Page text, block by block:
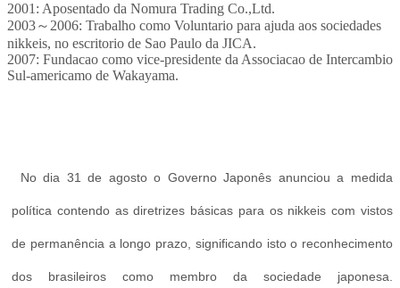
2001: Aposentado da Nomura Trading Co.,Ltd.
2003～2006: Trabalho como Voluntario para ajuda aos sociedades
nikkeis, no escritorio de Sao Paulo da JICA.
2007: Fundacao como vice-presidente da Associacao de Intercambio
Sul-americamo de Wakayama.
No dia 31 de agosto o Governo Japonês anunciou a medida
política contendo as diretrizes básicas para os nikkeis com vistos
de permanência a longo prazo, significando isto o reconhecimento
dos brasileiros como membro da sociedade japonesa.